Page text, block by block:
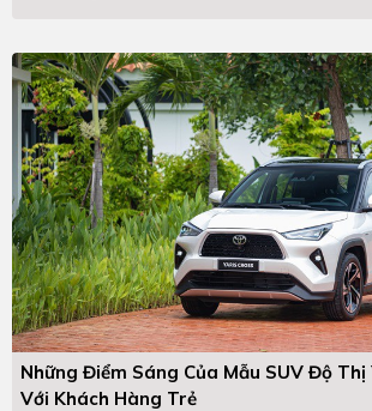
Những Điểm Sáng Của Mẫu SUV Độ Thị
Với Khách Hàng Trẻ